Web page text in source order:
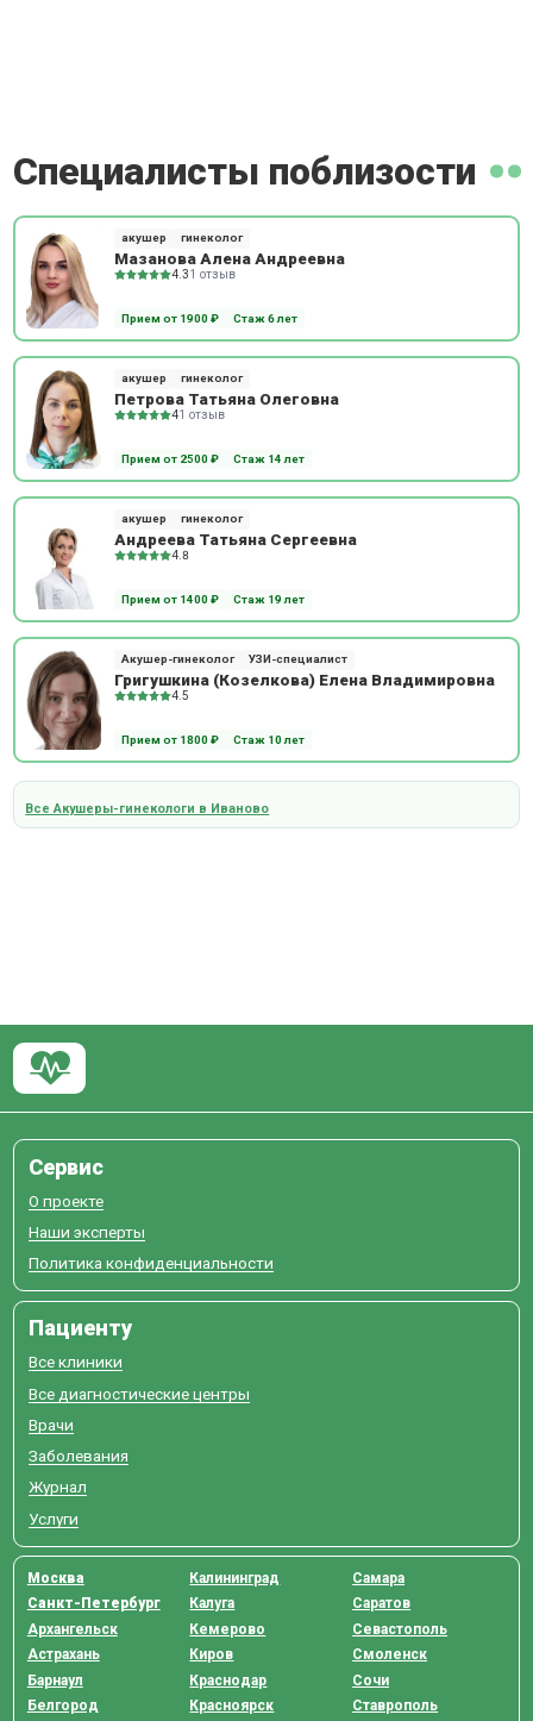
Специалисты поблизости
акушер гинеколог
Мазанова Алена Андреевна
4.31 отзыв
Прием от 1900 ₽ Стаж 6 лет
акушер гинеколог
Петрова Татьяна Олеговна
41 отзыв
Прием от 2500 ₽ Стаж 14 лет
акушер гинеколог
Андреева Татьяна Сергеевна
4.8
Прием от 1400 ₽ Стаж 19 лет
Акушер-гинеколог УЗИ-специалист
Григушкина (Козелкова) Елена Владимировна
4.5
Прием от 1800 ₽ Стаж 10 лет
Все Акушеры-гинекологи в Иваново
Сервис
О проекте
Наши эксперты
Политика конфиденциальности
Пациенту
Все клиники
Все диагностические центры
Врачи
Заболевания
Журнал
Услуги
Москва
Санкт-Петербург
Архангельск
Астрахань
Барнаул
Белгород
Калининград
Калуга
Кемерово
Киров
Краснодар
Красноярск
Самара
Саратов
Севастополь
Смоленск
Сочи
Ставрополь